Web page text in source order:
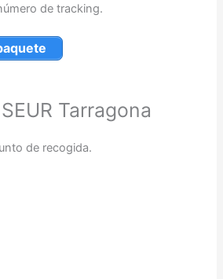
de tracking.
Tarragona
de recogida.